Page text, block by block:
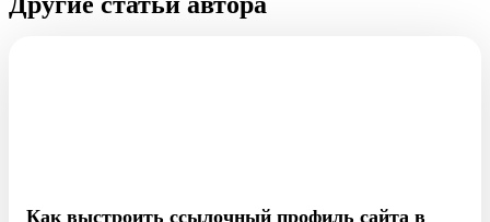
Как выстроить ссылочный профиль сайта в